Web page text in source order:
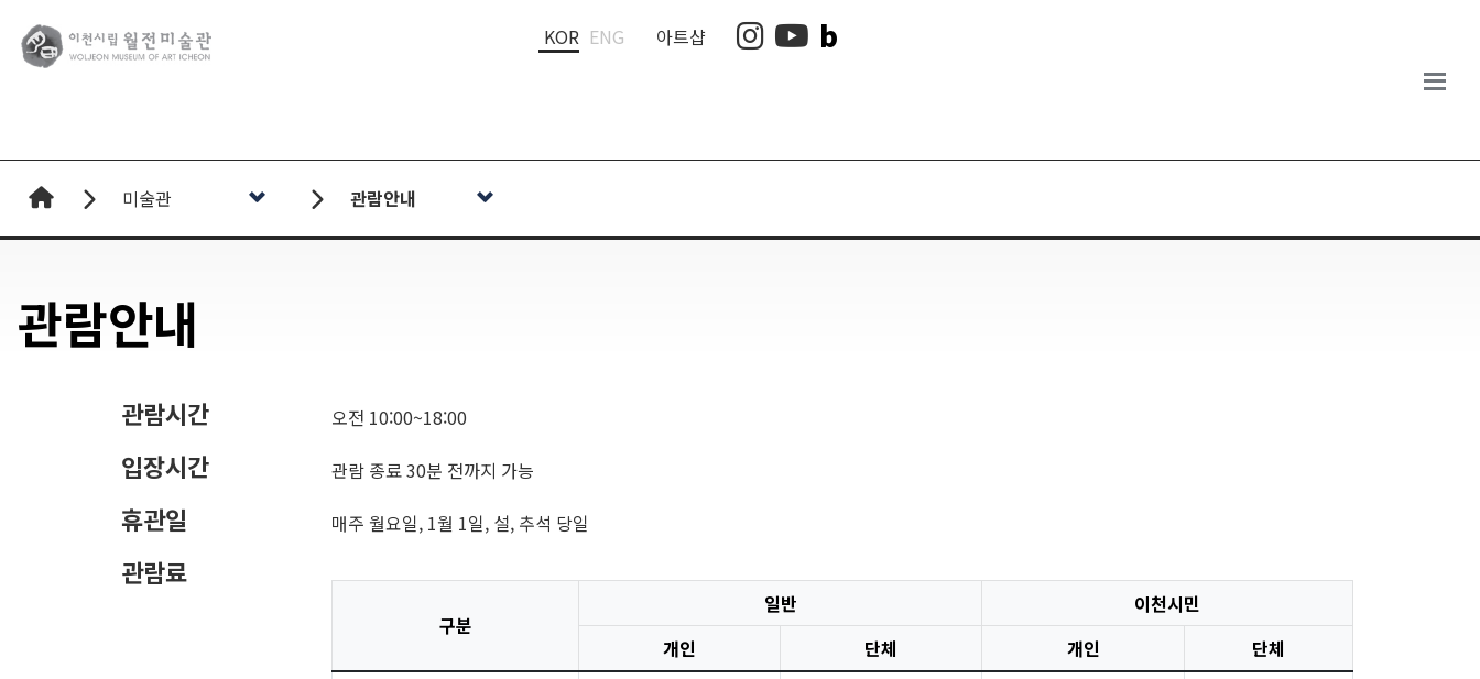
로고 KOR ENG 아트샵 인스타그램
유튜브b
미술관 관람안내
관람안내
관람시간 오전 10:00~18:00
입장시간 관람 종료 30분 전까지 가능
휴관일 매주 월요일, 1월 1일, 설, 추석 당일
관람료
구분
일반
이천시민
개인
단체 개인
단체